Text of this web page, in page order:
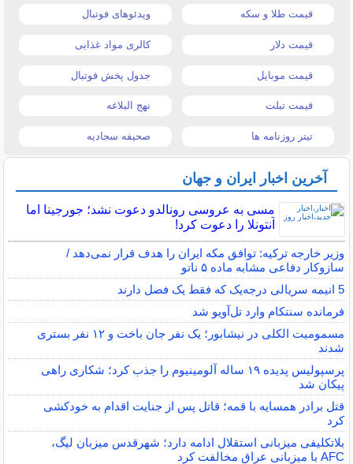
قیمت طلا و سکه ویدئوهای فوتبال
قیمت دلار کالری مواد غذایی
قیمت موبایل جدول پخش فوتبال
قیمت تبلت نهج البلاغه
تیتر روزنامه ها صحیفه سجادیه
آخرین اخبار ایران و جهان
مسی به عروسی رونالدو دعوت نشد؛ جورجینا اما
آنتونلا را دعوت کرد!
وزیر خارجه ترکیه: توافق مکه ایران را هدف قرار نمی‌دهد /
سازوکار دفاعی مشابه ماده ۵ ناتو
5 انیمه سریالی درجه‌یک که فقط یک فصل دارند
فرمانده سنتکام وارد تل‌آویو شد
مسمومیت الکلی در نیشابور؛ یک نفر جان باخت و ۱۲ نفر بستری
شدند
پرسپولیس پدیده ۱۹ ساله آلومینیوم را جذب کرد؛ شکاری راهی
پیکان شد
قتل برادر همسایه با قمه؛ قاتل پس از جنایت اقدام به خودکشی
کرد
بلاتکلیفی میزبانی استقلال ادامه دارد؛ شهرقدس میزبان لیگ،
AFC با میزبانی عراق مخالفت کرد